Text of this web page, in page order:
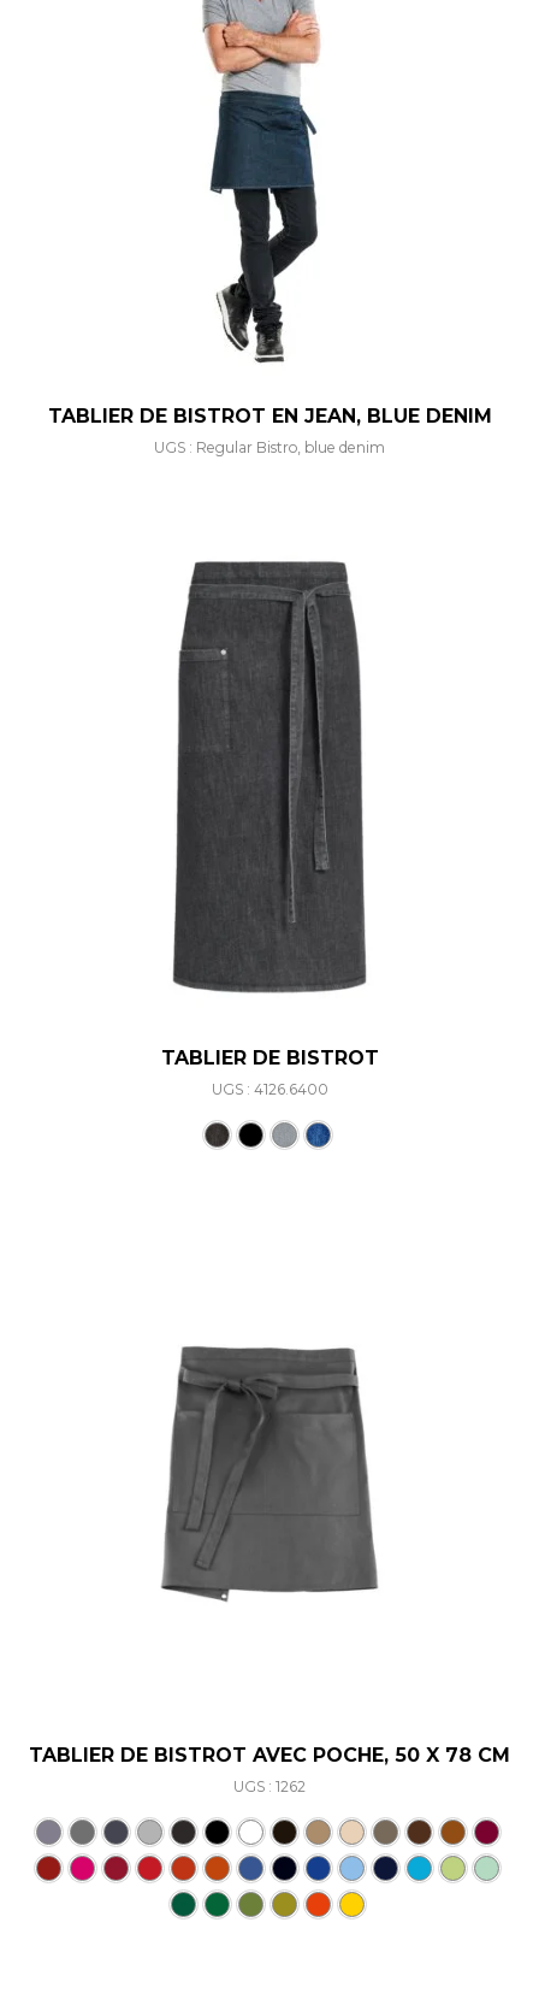
TABLIER DE BISTROT EN JEAN, BLUE DENIM
UGS : Regular Bistro, blue denim
TABLIER DE BISTROT
UGS : 4126.6400
TABLIER DE BISTROT AVEC POCHE, 50 X 78 CM
UGS : 1262